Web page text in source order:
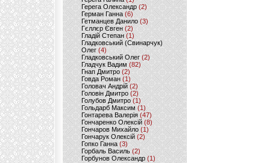
Герега Олександр (2)
Герман Ганна (6)
Гетманцев Данило (3)
Гєллєр Євген (2)
Гладій Степан(1)
Гладковський (Свинарчук)
Олег (4)
Гладковський Олег (2)
Гладчук Вадим (82)
Гнап Дмитро (2)
Говда Роман(1)
Головач Андрій (2)
Головін Дмитро (2)
Голубов Дмитро (1)
Гольдарб Максим(1)
Гонтарева Валерія (47)
Гончаренко Олексій(8)
Гончаров Михайло (1)
Гончарук Олексій (2)
Гопко Ганна (3)
Горбаль Василь (2)
Горбунов Олександр (1)